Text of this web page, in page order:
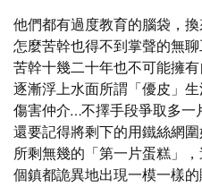
他們都有過度教育的腦袋，
怎麼苦幹也得不到掌聲的無聊
苦幹十幾二十年也不可能擁
逐漸浮上水面所謂「優皮」
傷害仲介…不擇手段爭取多
還要記得將剩下的用鐵絲網
所剩無幾的「第一片蛋糕」
個鎮都詭異地出現一模一樣的